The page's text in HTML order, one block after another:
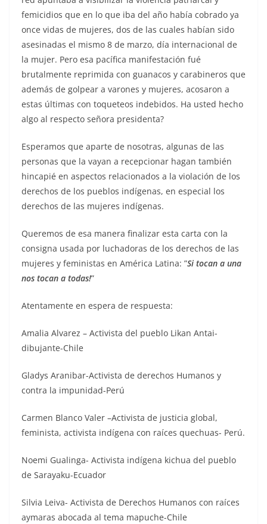
femicidios que en lo que iba del año había cobrado ya
once vidas de mujeres, dos de las cuales habían sido
asesinadas el mismo 8 de marzo, día internacional de
la mujer. Pero esa pacífica manifestación fué
brutalmente reprimida con guanacos y carabineros que
además de golpear a varones y mujeres, acosaron a
estas últimas con toqueteos indebidos. Ha usted hecho
algo al respecto señora presidenta?
Esperamos que aparte de nosotras, algunas de las
personas que la vayan a recepcionar hagan también
hincapié en aspectos relacionados a la violación de los
derechos de los pueblos indígenas, en especial los
derechos de las mujeres indígenas.
Queremos de esa manera finalizar esta carta con la
consigna usada por luchadoras de los derechos de las
mujeres y feministas en América Latina: ”Si tocan a una
nos tocan a todas!”
Atentamente en espera de respuesta:
Amalia Alvarez – Activista del pueblo Likan Antai-
dibujante-Chile
Gladys Aranibar-Activista de derechos Humanos y
contra la impunidad-Perú
Carmen Blanco Valer –Activista de justicia global,
feminista, activista indígena con raíces quechuas- Perú.
Noemi Gualinga- Activista indígena kichua del pueblo
de Sarayaku-Ecuador
Silvia Leiva- Activista de Derechos Humanos con raíces
aymaras abocada al tema mapuche-Chile